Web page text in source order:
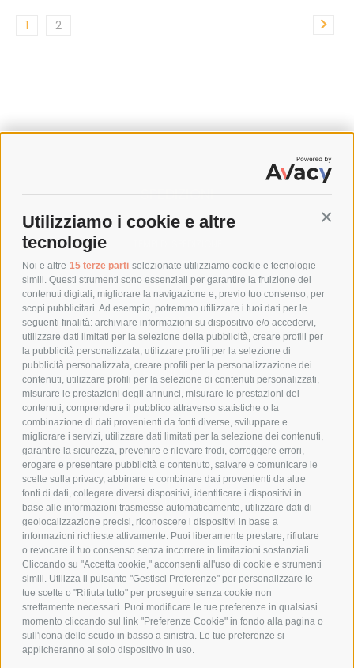
Utilizziamo i cookie e altre
tecnologie
Noi e altre 15 terze parti selezionate utilizziamo cookie e tecnologie
simili. Questi strumenti sono essenziali per garantire la fruizione dei
contenuti digitali, migliorare la navigazione e, previo tuo consenso, per
scopi pubblicitari. Ad esempio, potremmo utilizzare i tuoi dati per le
seguenti finalità: archiviare informazioni su dispositivo e/o accedervi,
utilizzare dati limitati per la selezione della pubblicità, creare profili per
la pubblicità personalizzata, utilizzare profili per la selezione di
pubblicità personalizzata, creare profili per la personalizzazione dei
contenuti, utilizzare profili per la selezione di contenuti personalizzati,
misurare le prestazioni degli annunci, misurare le prestazioni dei
contenuti, comprendere il pubblico attraverso statistiche o la
combinazione di dati provenienti da fonti diverse, sviluppare e
migliorare i servizi, utilizzare dati limitati per la selezione dei contenuti,
garantire la sicurezza, prevenire e rilevare frodi, correggere errori,
erogare e presentare pubblicità e contenuto, salvare e comunicare le
scelte sulla privacy, abbinare e combinare dati provenienti da altre
fonti di dati, collegare diversi dispositivi, identificare i dispositivi in
base alle informazioni trasmesse automaticamente, utilizzare dati di
geolocalizzazione precisi, riconoscere i dispositivi in base a
informazioni richieste attivamente. Puoi liberamente prestare, rifiutare
o revocare il tuo consenso senza incorrere in limitazioni sostanziali.
Cliccando su "Accetta cookie," acconsenti all'uso di cookie e strumenti
simili. Utilizza il pulsante "Gestisci Preferenze" per personalizzare le
tue scelte o "Rifiuta tutto" per proseguire senza cookie non
strettamente necessari. Puoi modificare le tue preferenze in qualsiasi
momento cliccando sul link "Preferenze Cookie" in fondo alla pagina o
sull'icona dello scudo in basso a sinistra. Le tue preferenze si
applicheranno al solo dispositivo in uso.
1 2
SPEDIZIONI
COSTI DI SPEDIZIONE
POLITICA DI RESO
POLICY
PRIVACY POLICY
COOKIE POLICY
PAGAMENTI SICURI
AZIENDA
CHI SIAMO
MARCHI TRATTATI
CONDOMINI
Bonifico
Bancario